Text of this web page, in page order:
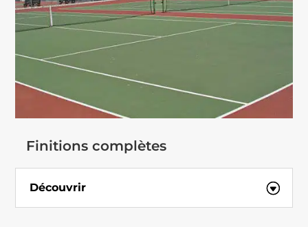
Finitions complètes
Découvrir